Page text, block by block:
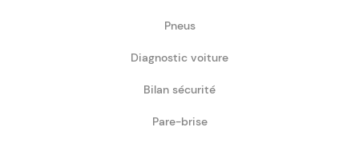
Pneus
Diagnostic voiture
Bilan sécurité
Pare-brise